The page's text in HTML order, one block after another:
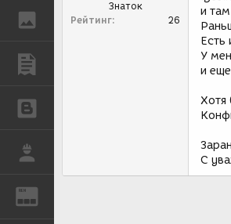
ГАЛЕРЕЯ
REN
Знаток
Рейтинг
26
и
Есть
У
и
Хотя
С